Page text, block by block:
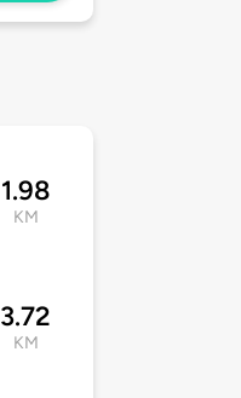
1.98
KM
3.72
KM